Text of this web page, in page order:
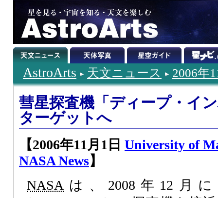
AstroArts 天文ニュース 2006年
彗星探査機「ディープ・イ
ターゲットへ
【2006年11月1日 University of
NASA News】
NASA は、2008年12月